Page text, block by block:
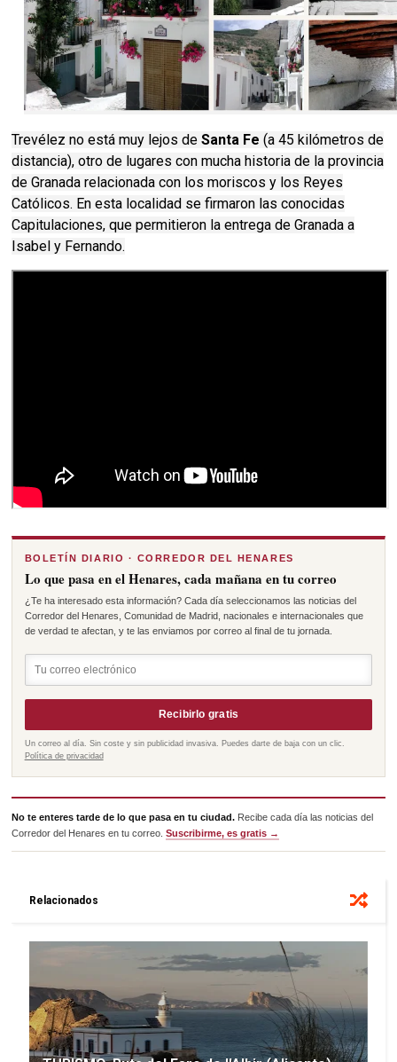
Trevélez no está muy lejos de Santa Fe (a 45 kilómetros de
distancia), otro de lugares con mucha historia de la provincia
de Granada relacionada con los moriscos y los Reyes
Católicos. En esta localidad se firmaron las conocidas
Capitulaciones, que permitieron la entrega de Granada a
Isabel y Fernando.
BOLETÍN DIARIO · CORREDOR DEL HENARES
Lo que pasa en el Henares, cada mañana en tu correo
¿Te ha interesado esta información? Cada día seleccionamos las noticias del
Corredor del Henares, Comunidad de Madrid, nacionales e internacionales que
de verdad te afectan, y te las enviamos por correo al final de tu jornada.
Recibirlo gratis
Un correo al día. Sin coste y sin publicidad invasiva. Puedes darte de baja con un clic.
Política de privacidad
No te enteres tarde de lo que pasa en tu ciudad. Recibe cada día las noticias del
Corredor del Henares en tu correo.Suscribirme, es gratis →
Relacionados